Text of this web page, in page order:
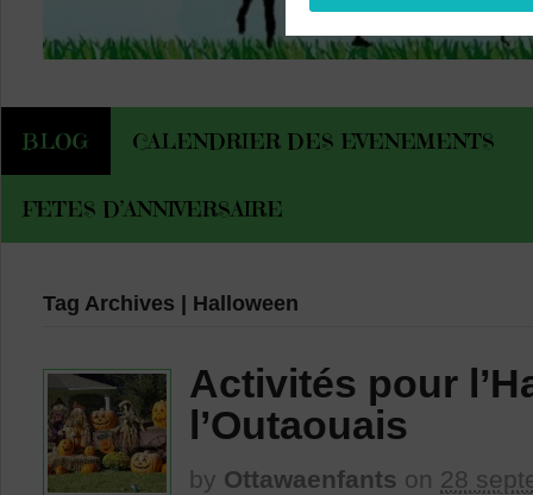
BLOG CALENDRIER DES EVENEMENTS
FETES D’ANNIVERSAIRE
Tag Archives | Halloween
Activités pour
l’Outaouais
by Ottawaenfants on 28